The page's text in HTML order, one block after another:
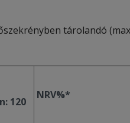
tárolandó
120
NRV%*